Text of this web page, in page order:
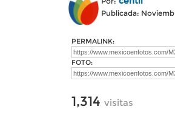
Publicada:
PERMALINK:
FOTO:
1,314 visitas